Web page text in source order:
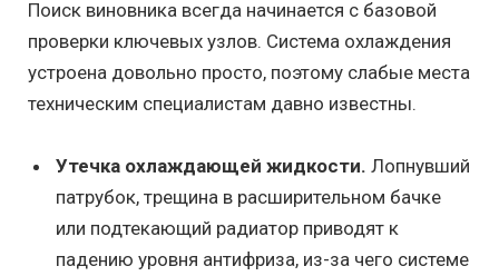
Поиск виновника всегда начинается с базовой
проверки ключевых узлов. Система охлаждения
устроена довольно просто, поэтому слабые места
техническим специалистам давно известны.
Утечка охлаждающей жидкости. Лопнувший
патрубок, трещина в расширительном бачке
или подтекающий радиатор приводят к
падению уровня антифриза, из-за чего системе